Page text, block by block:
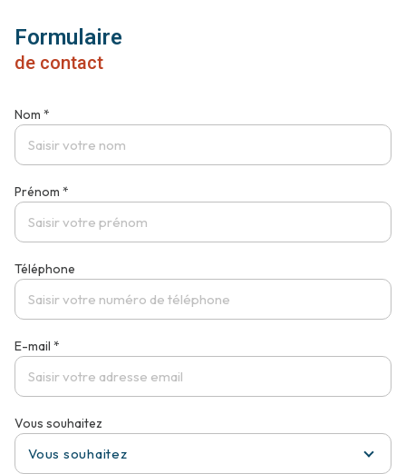
Formulaire
de contact
Nom *
Prénom *
Téléphone
E-mail *
Vous souhaitez
Vous souhaitez